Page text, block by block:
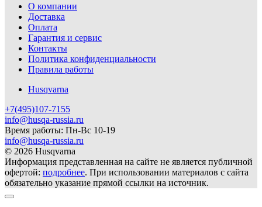
О компании
Доставка
Оплата
Гарантия и сервис
Контакты
Политика конфиденциальности
Правила работы
Husqvarna
+7(495)107-7155
info@husqa-russia.ru
Время работы: Пн-Вс 10-19
info@husqa-russia.ru
© 2026 Husqvarna
Информация представленная на сайте не является публичной
офертой: подробнее. При использовании материалов с сайта
обязательно указание прямой ссылки на источник.